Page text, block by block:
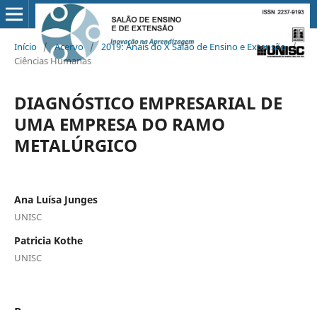
Início / Acervo / 2019: Anais do X Salão de Ensino e Extensão /
Ciências Humanas
DIAGNÓSTICO EMPRESARIAL DE
UMA EMPRESA DO RAMO
METALÚRGICO
Ana Luísa Junges
UNISC
Patricia Kothe
UNISC